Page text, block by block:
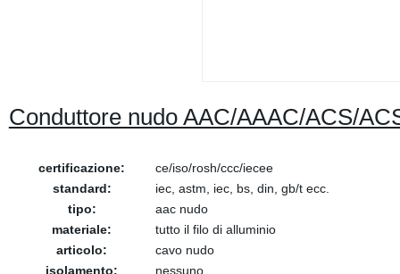
Conduttore nudo AAC/AAAC/ACS/
certificazione:
ce/iso/rosh/ccc/iecee
standard:
iec, astm, iec, bs, din, gb/t ecc.
tipo:
aac nudo
materiale:
tutto il filo di alluminio
articolo:
cavo nudo
isolamento:
nessuno